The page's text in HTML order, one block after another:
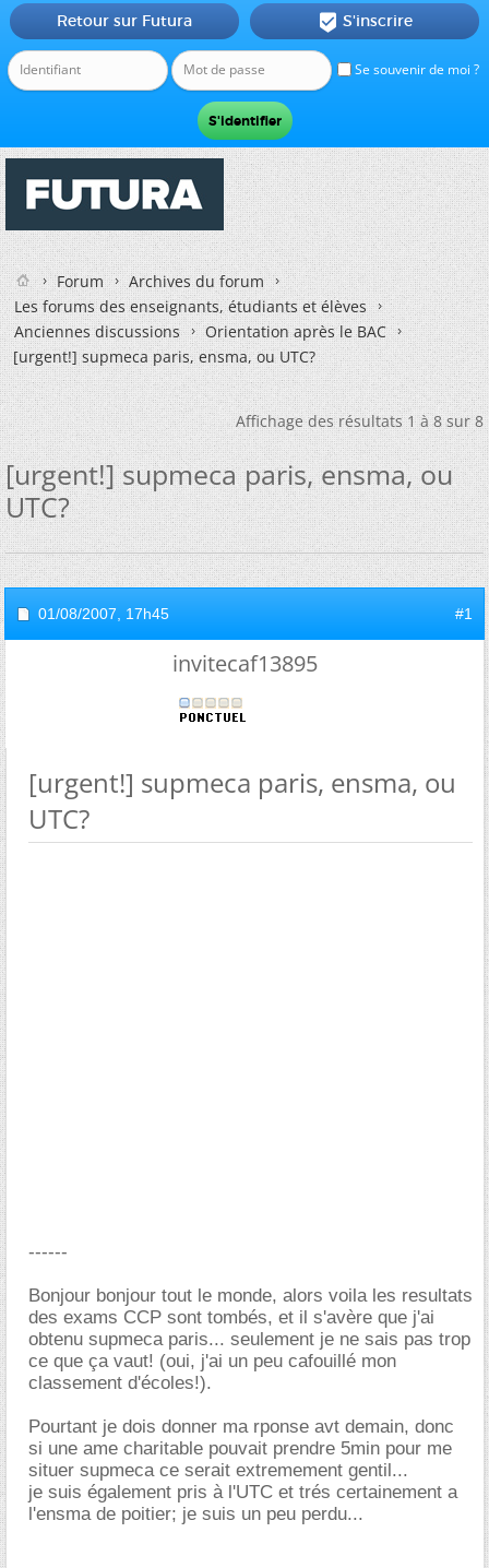
Se souvenir de moi ?
Retour sur Futura  S'inscrire
Forum
Archives du forum
Les forums des enseignants, étudiants et élèves
Anciennes discussions
Orientation après le BAC
[urgent!] supmeca paris, ensma, ou UTC?
Affichage des résultats 1 à 8 sur 8
[urgent!] supmeca paris, ensma, ou
UTC?
01/08/2007, 17h45 #1
invitecaf13895
[urgent!] supmeca paris, ensma, ou
UTC?
------
Bonjour bonjour tout le monde, alors voila les resultats
des exams CCP sont tombés, et il s'avère que j'ai
obtenu supmeca paris... seulement je ne sais pas trop
ce que ça vaut! (oui, j'ai un peu cafouillé mon
classement d'écoles!).
Pourtant je dois donner ma rponse avt demain, donc
si une ame charitable pouvait prendre 5min pour me
situer supmeca ce serait extremement gentil...
je suis également pris à l'UTC et trés certainement a
l'ensma de poitier; je suis un peu perdu...